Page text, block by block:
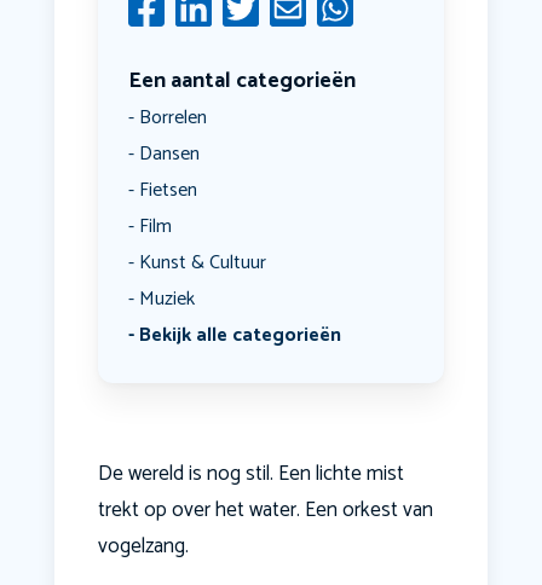
Een aantal categorieën
Borrelen
Dansen
Fietsen
Film
Kunst & Cultuur
Muziek
Bekijk alle categorieën
De wereld is nog stil. Een lichte mist
trekt op over het water. Een orkest van
vogelzang.